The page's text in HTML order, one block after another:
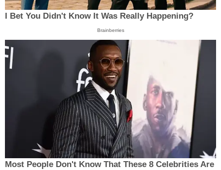
I Bet You Didn't Know It Was Really Happening?
Brainberries
Most People Don't Know That These 8 Celebrities Are